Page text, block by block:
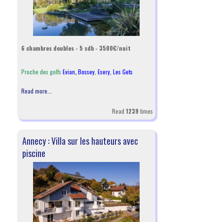
6 chambres doubles - 5 sdb - 3500€/nuit
Proche des golfs Evian,Bossey, Esery, Les Gets
Read more...
Read 1239 times
Annecy : Villa sur les hauteurs avec
piscine